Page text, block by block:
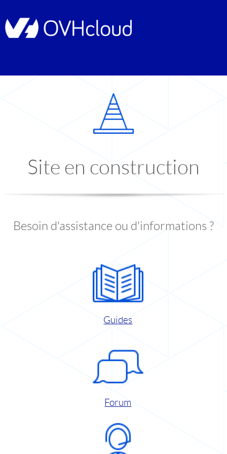
Site en construction
Besoin d'assistance ou d'informations ?
Guides
Forum